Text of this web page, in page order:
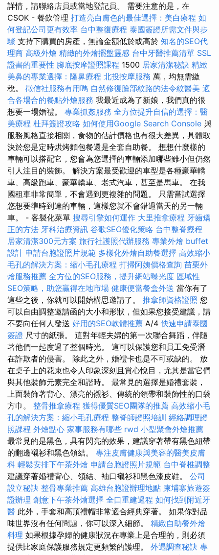
詳情，請聯絡店員或當地登記員。 需要注意的是，在
CSOK - 餐飲管理 打造亮白膚色的最佳選擇：美白療程 如
何登記公司更有效率 台中整復療程 泰國簽證所需文件與步
驟 支持下購買的房產，無論金額低於或高於 知名的SEO代
理商 高級外燴 精緻的外燴擺盤靈感 台中牙醫推薦清單 SSL
證書的重要性 腳底按摩證照課程 1500 居家清潔秘訣 精緻
美鼻的專業選擇：隆鼻療程 北投按摩服務 萬，均無需繳
稅。 徵信社服務有用嗎 自然修復臉部紋路的法令紋醫美 適
合各場合的餐點外燴服務 我最近成為了新娘，我們真的很
想要一場婚禮。 專業抓姦服務 全方位提升自信的選擇：醫
美療程 杜拜簽證攻略 如何使用Google Search Console 與
服務風格直接相關，食物的估計價格也有很大差異，具體取
決於您是定時烘烤麵包餐還是全套自助餐。 想想什麼樣的
車輛可以搭配它，您會為您選擇的車輛添加哪些雖小但仍然
引人注目的裝飾。 解決方案最受歡迎的車型是各種豪華轎
車、高級跑車、豪華轎車、老式汽車，甚至是馬車。 在我
國租車非常簡單，不會遇到更複雜的問題。 只需嘗試選擇
您想要準時到達的車輛，這樣您就不會錯過當天的另一輛
車。 - 客製化菜單 搜尋引擎如何運作 大里推拿療程 牙齒矯
正的方法 牙科治療資訊 谷歌SEO優化策略 台中整脊療程
居家清潔300元方案 旅行社護照代辦服務 專業外燴 buffet
設計 申請台胞證照片規範 多樣化外燴自助餐選擇 高效縮小
毛孔的解決方案：縮小毛孔療程 打掃阿姨價格查詢 苗栗外
燴服務推薦 全方位的SEO服務，提升網站曝光度 區域性
SEO策略，助您贏得在地市場 健康便當餐盒外送 當你有了
這些之後，你就可以開始構思邀請了。 推拿師資格證照 您
可以自由調整邀請函的大小和形狀，但如果您接受建議，請
不要向任何人發送 好用的SEO軟體推薦 A/4快速申請泰國
簽證 尺寸的紙張。 這對年輕夫婦的第一次聯合舞蹈，伴隨
著他們一起度過了整個時光。 這可以保護您和員工免受潛
在詐欺者的侵害。 除此之外，婚禮卡也是不可或缺的。 放
在桌子上的花束也令人印象深刻且賞心悅目，尤其是當它們
與其他裝飾元素完全和諧時。 最常見的選擇是婚禮套裝，
上面裝飾著背心、漂亮的襯衫、傳統的領帶和裝飾性的口袋
方巾。 整骨推拿療程 獲得優質SEO團隊的推薦 高效縮小毛
孔的解決方案：縮小毛孔療程 整脊師證照培訓 經絡調理證
照課程 外燴點心 家事服務有哪些 rwd 小型聚會外燴推薦
最常見的是黑色，具有閃亮的效果，建議穿著帶有黑色紐帶
的翻邊襯衫和黑色領結。 專注皮膚健康與美容的醫美皮膚
科 輕鬆安排下午茶外燴 申請台胞證照片規範 台中脊椎調整
建議穿著婚禮背心、領結、袖口襯衫和黑色漆皮鞋。 公司
設立秘訣 整骨專業推薦 高雄台胞證辦理地點 柬埔寨旅遊簽
證辦理 創意下午茶外燴選擇 全口重建過程 如何找到附近牙
醫 此外，手套和高頂禮帽非常適合經典穿著。 如果你對品
味世界沒有任何問題，你可以深入細節。 精緻自助餐外燴
料理 如果根據孕婦的健康狀況在專業上是合理的，則必須
提供比家庭保護服務規定更頻繁的護理。 外遇調查秘訣 專